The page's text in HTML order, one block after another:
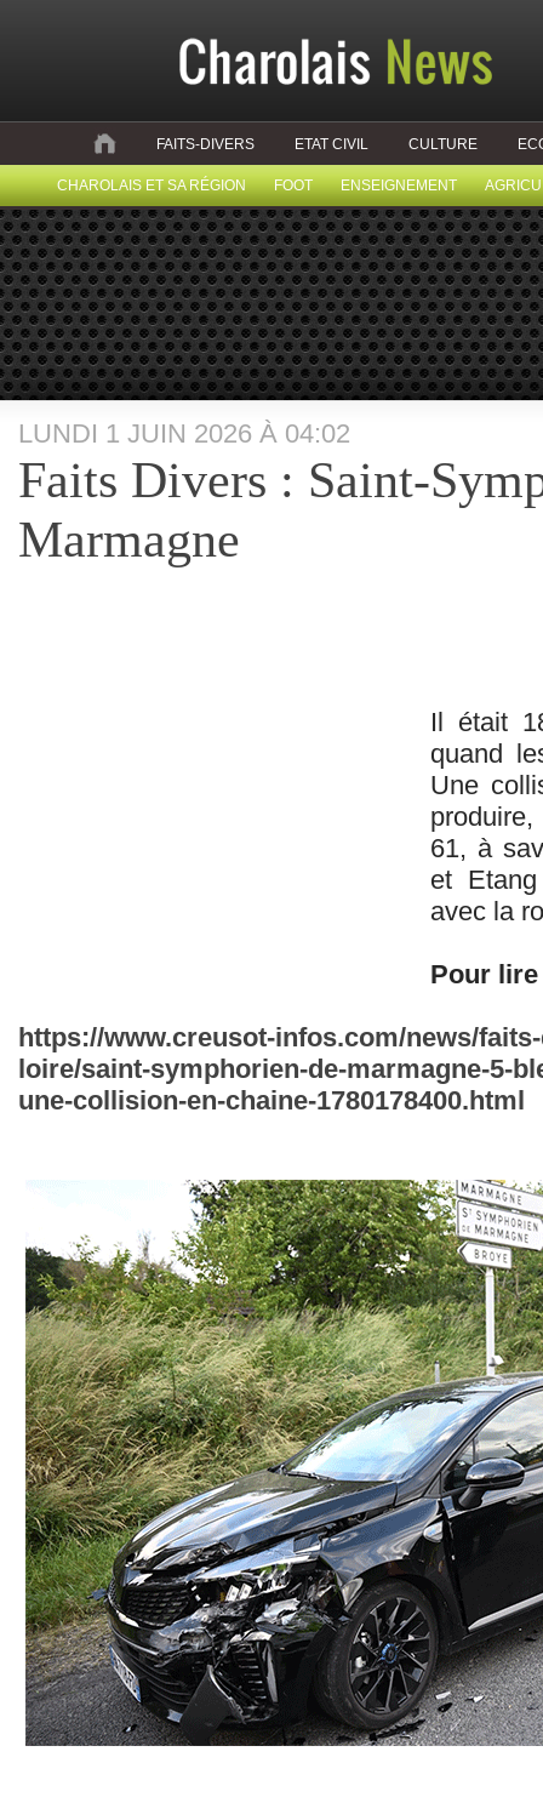
FAITS-DIVERS ETAT CIVIL CULTURE
CHAROLAIS ET SA RÉGION FOOT ENSEIGNEMENT
LUNDI 1 JUIN 2026 À 04:02
Faits Divers : Saint-
Marmagne
Il était
quand
Une
61, à
et
avec la
Pour
https://www.creusot-infos.com/news/
loire/saint-symphorien-de-marmagne-5-
une-collision-en-chaine-1780178400.html